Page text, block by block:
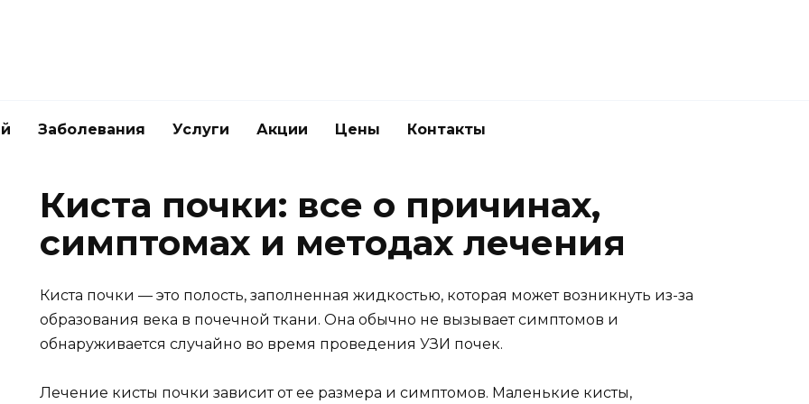
Заболевания Услуги Акции Цены Контакты
Киста почки: все о причинах,
симптомах и методах лечения
Киста почки — это полость, заполненная жидкостью, которая может возникнуть из-за
образования века в почечной ткани. Она обычно не вызывает симптомов и
обнаруживается случайно во время проведения УЗИ почек.
Лечение кисты почки зависит от ее размера и симптомов. Маленькие кисты,